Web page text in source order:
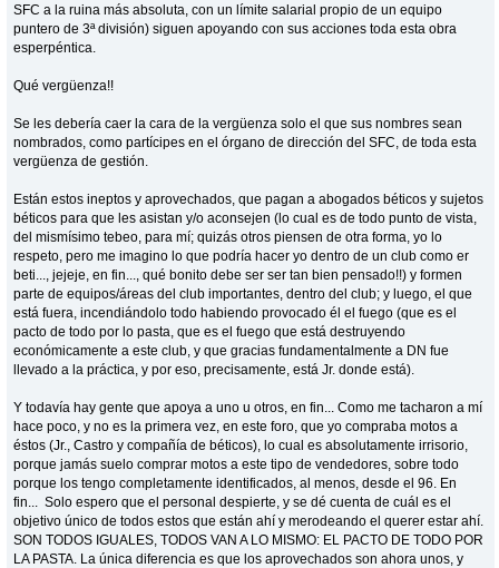
SFC a la ruina más absoluta, con un límite salarial propio de un equipo
puntero de 3ª división) siguen apoyando con sus acciones toda esta obra
esperpéntica.
Qué vergüenza!!
Se les debería caer la cara de la vergüenza solo el que sus nombres sean
nombrados, como partícipes en el órgano de dirección del SFC, de toda esta
vergüenza de gestión.
Están estos ineptos y aprovechados, que pagan a abogados béticos y sujetos
béticos para que les asistan y/o aconsejen (lo cual es de todo punto de vista,
del mismísimo tebeo, para mí; quizás otros piensen de otra forma, yo lo
respeto, pero me imagino lo que podría hacer yo dentro de un club como er
beti..., jejeje, en fin..., qué bonito debe ser ser tan bien pensado!!) y formen
parte de equipos/áreas del club importantes, dentro del club; y luego, el que
está fuera, incendiándolo todo habiendo provocado él el fuego (que es el
pacto de todo por lo pasta, que es el fuego que está destruyendo
económicamente a este club, y que gracias fundamentalmente a DN fue
llevado a la práctica, y por eso, precisamente, está Jr. donde está).
Y todavía hay gente que apoya a uno u otros, en fin... Como me tacharon a mí
hace poco, y no es la primera vez, en este foro, que yo compraba motos a
éstos (Jr., Castro y compañía de béticos), lo cual es absolutamente irrisorio,
porque jamás suelo comprar motos a este tipo de vendedores, sobre todo
porque los tengo completamente identificados, al menos, desde el 96. En
fin... Solo espero que el personal despierte, y se dé cuenta de cuál es el
objetivo único de todos estos que están ahí y merodeando el querer estar ahí.
SON TODOS IGUALES, TODOS VAN A LO MISMO: EL PACTO DE TODO POR
LA PASTA. La única diferencia es que los aprovechados son ahora unos, y